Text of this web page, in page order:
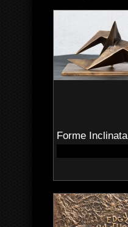
Forme Inclinata